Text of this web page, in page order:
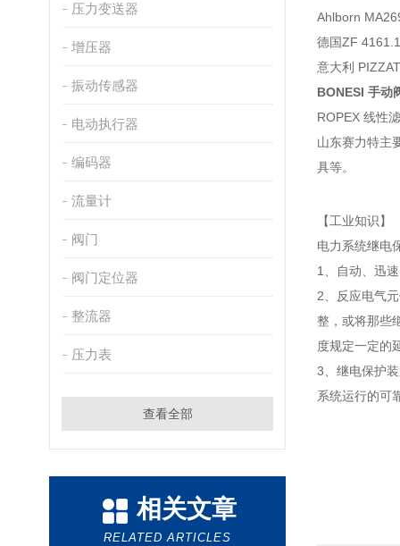
压力变送器
增压器
振动传感器
电动执行器
编码器
流量计
阀门
阀门定位器
整流器
压力表
查看全部
相关文章
RELATED ARTICLES
Ahlborn
德国ZF
意大利
BONESI 手动
ROPEX 线性
山东赛力特主
具等。
【工业知识】
电力系统继电
1、自动、迅
2、反应电气
整，或将那些
度规定一定的
3、继电保护
系统运行的可